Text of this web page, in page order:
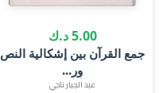
5.00 د.ك
جمع القرآن بين إشكالية النص
ور...
عبد الجبار ناجي